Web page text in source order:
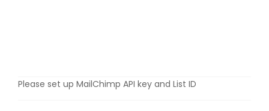
2
Please set up MailChimp API key and List ID